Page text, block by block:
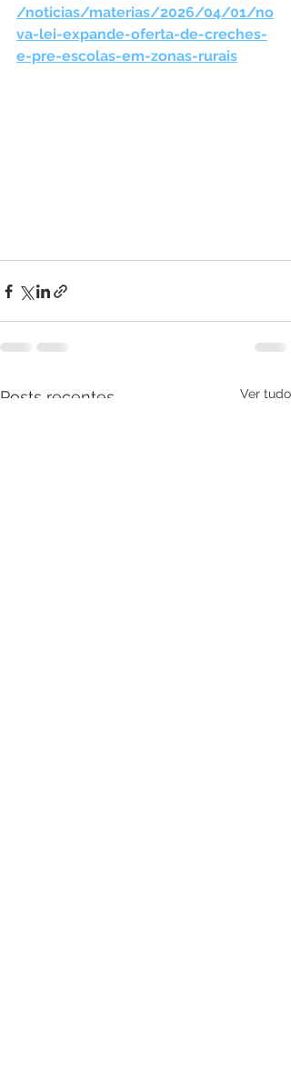
/noticias/materias/2026/04/01/no
va-lei-expande-oferta-de-creches-
e-pre-escolas-em-zonas-rurais
Posts recentes Ver tudo